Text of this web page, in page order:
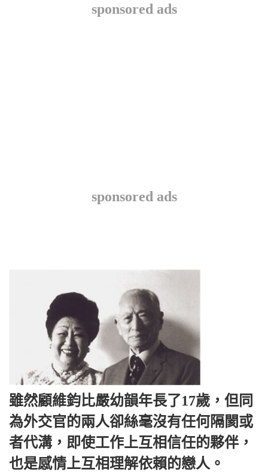
sponsored ads
sponsored ads
雖然顧維鈞比嚴幼韻年長了17歲，但同
為外交官的兩人卻絲毫沒有任何隔閡或
者代溝，即使工作上互相信任的夥伴，
也是感情上互相理解依賴的戀人。